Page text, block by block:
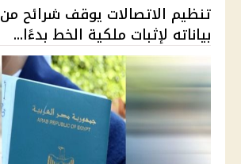
تنظيم الاتصالات يوقف شرائح
بياناته لإثبات ملكية الخط بدءًا...